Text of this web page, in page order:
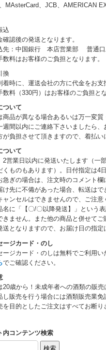
MAsterCard、JCB、AMERICAN
込
確認後の発送となります。
先：中国銀行 本店営業部 普通
数料はお客様のご負担となります。
換
着時に、運送会社の方に代金をお支
数料（330円）はお客様のご負担と
ついて
商品が異なる場合あるいは万一変
週間以内にご連絡下さいましたら
が負担させて頂きますので、着払い
ついて
2営業日以内に発送いたします（一
くものもあります）。日付指定は4
急ぎの場合は、注文時のコメント欄
先に不備があった場合、転送はで
ャンセルはできませんので、ご注意
に「【〇/〇以降発送】」という
きません。また他の商品と併せて
送となりますので、お届け日の指定
ージカード・のし
ージカード・のしは無料でご利用い
でご確認ください。
20歳から！未成年者への酒類の販
し販売を行う場合には酒類販売業免
を目的としたご注文はすべてお断り
内コンテンツ検索